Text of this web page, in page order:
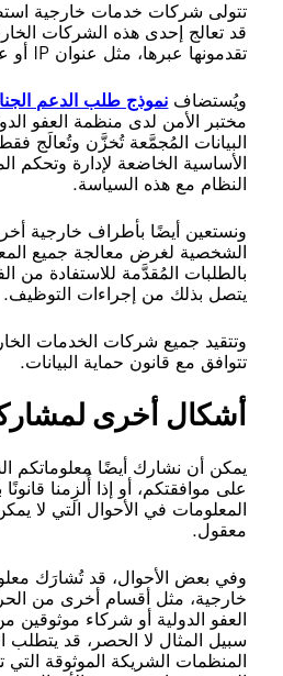
تتولى شركات خدمات خارجية
قد تعالج إحدى هذه الشركات
تقدمونها عبرها، مثل عنوان IP أو عنوان بريدكم الإلكتروني.
ويُستضاف نموذج طلب الدعم
مختبر الأمن لدى منظمة العفو
البيانات المُجمَّعة تُخزَّن وتُعالَج
الأساسية الخاضعة لإدارة وتحكم
النظام مع هذه السياسة.
ونستعين أيضًا بأطراف خارجية
الشخصية لغرض معالجة جميع
بالطلبات المُقدَّمة للاستفادة من
يتصل بذلك من إجراءات التوظيف.
وتتقيد جميع شركات الخدمات
تتوافق مع قانون حماية البيانات.
أشكال أخرى
يمكن أن نشارك أيضًا معلوماتكم
على موافقتكم، أو إذا أُلزِمنا
المعلومات في الأحوال التي لا
معقول.
وفي بعض الأحوال، قد تُشارَك
خارجية، مثل أقسام أخرى من
العفو الدولية أو شركاء موثوقين
سبيل المثال لا الحصر، قد يتطلب
المنظمات الشريكة الموثوقة